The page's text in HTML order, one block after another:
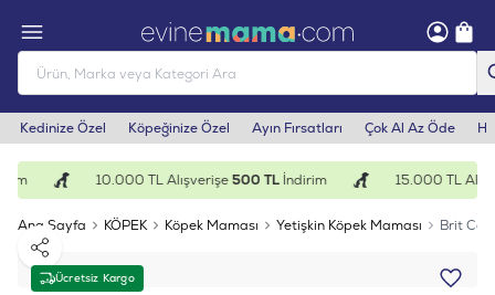
Kedinize Özel Köpeğinize Özel Ayın Fırsatları Çok Al Az Öde
10.000 TL Alışverişe500 TLİndirim 15.000 TL
Ana Sayfa KÖPEK Köpek Maması Yetişkin Köpek Maması Brit
Ücretsiz Kargo
Paylaş